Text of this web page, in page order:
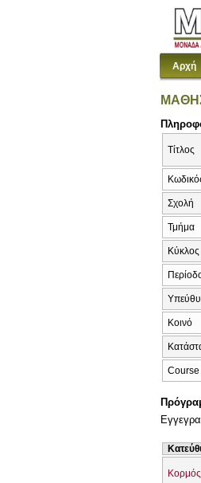
Αρχή
Τίτλος
Σχολή
Τμήμα
Κοινό
Course
Κορμός